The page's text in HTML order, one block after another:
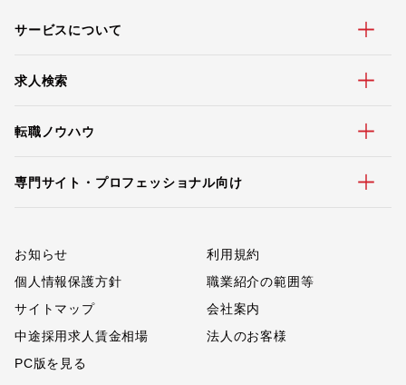
サービスについて
求人検索
転職ノウハウ
専門サイト・プロフェッショナル向け
お知らせ
利用規約
個人情報保護方針
職業紹介の範囲等
サイトマップ
会社案内
中途採用求人賃金相場
法人のお客様
PC版を見る